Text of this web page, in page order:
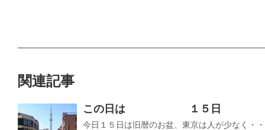
関連記事
この日は １５日
今日１５日は旧暦のお盆、東京は人が少なく・